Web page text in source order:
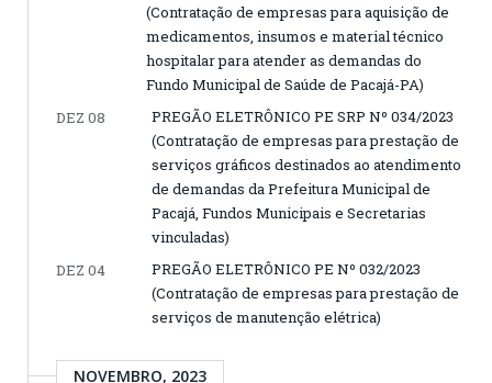
(Contratação de empresas para aquisição de
medicamentos, insumos e material técnico
hospitalar para atender as demandas do
Fundo Municipal de Saúde de Pacajá-PA)
DEZ 08
PREGÃO ELETRÔNICO PE SRP Nº 034/2023
(Contratação de empresas para prestação de
serviços gráficos destinados ao atendimento
de demandas da Prefeitura Municipal de
Pacajá, Fundos Municipais e Secretarias
vinculadas)
DEZ 04
PREGÃO ELETRÔNICO PE Nº 032/2023
(Contratação de empresas para prestação de
serviços de manutenção elétrica)
NOVEMBRO, 2023